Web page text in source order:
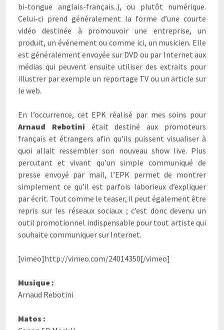
bi-tongue anglais-français..), ou plutôt numérique.
Celui-ci prend généralement la forme d’une courte
vidéo destinée à promouvoir une entreprise, un
produit, un événement ou comme ici, un musicien. Elle
est généralement envoyée sur DVD ou par Internet aux
médias qui peuvent ensuite utiliser des extraits pour
illustrer par exemple un reportage TV ou un article sur
le web.
En l’occurrence, cet EPK réalisé par mes soins pour
Arnaud Rebotini était destiné aux promoteurs
français et étrangers afin qu’ils puissent visualiser à
quoi allait ressembler son nouveau show live. Plus
percutant et vivant qu’un simple communiqué de
presse envoyé par mail, l’EPK permet de montrer
simplement ce qu’il est parfois laborieux d’expliquer
par écrit. Tout comme le teaser, il peut également être
repris sur les réseaux sociaux ; c’est donc devenu un
outil promotionnel indispensable pour tout artiste qui
souhaite communiquer sur Internet.
[vimeo]http://vimeo.com/24014350[/vimeo]
Musique :
Arnaud Rebotini
Matos :